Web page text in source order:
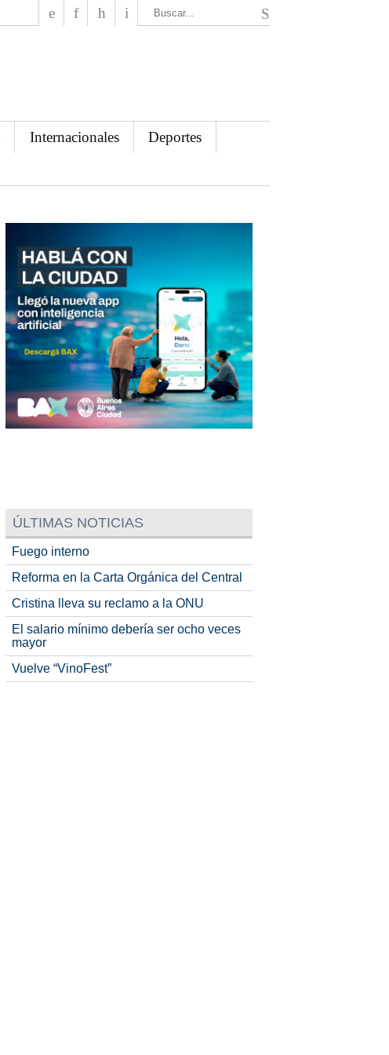
Internacionales
Deportes
ÚLTIMAS NOTICIAS
Fuego interno
Reforma en la Carta Orgánica del Central
Cristina lleva su reclamo a la ONU
El salario mínimo debería ser ocho veces
mayor
Vuelve “VinoFest”